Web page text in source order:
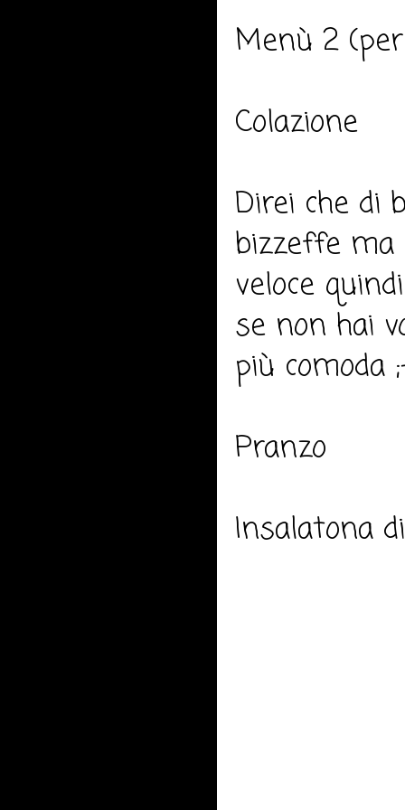
Menù 2
Colazione
Direi che di
bizzeffe
veloce
se non hai
più comoda
Pranzo
Insalatona